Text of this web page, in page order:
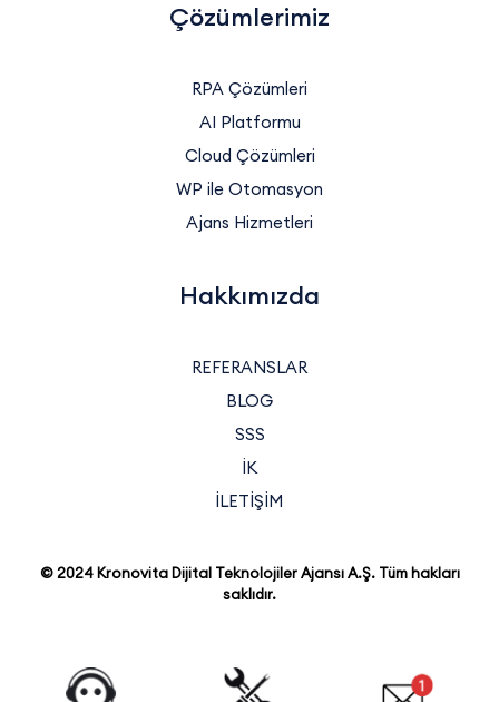
Çözümlerimiz
RPA Çözümleri
AI Platformu
Cloud Çözümleri
WP ile Otomasyon
Ajans Hizmetleri
Hakkımızda
REFERANSLAR
BLOG
SSS
İK
İLETİŞİM
© 2024 Kronovita Dijital Teknolojiler Ajansı A.Ş. Tüm hakları
saklıdır.